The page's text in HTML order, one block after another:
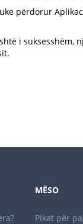
përdorur
i suksesshëm,
MËSO
Pikat për